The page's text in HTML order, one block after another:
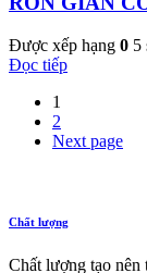
Được xếp hạng 0 5
Đọc tiếp
1
2
Next page
Chất lượng
Chất lượng tạo nên